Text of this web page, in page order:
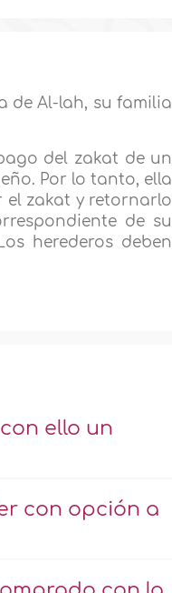
de Al-lah, su familia
del zakat de un
Por lo tanto, ella
el zakat y retornarlo
de su
herederos deben
ello un
con opción a